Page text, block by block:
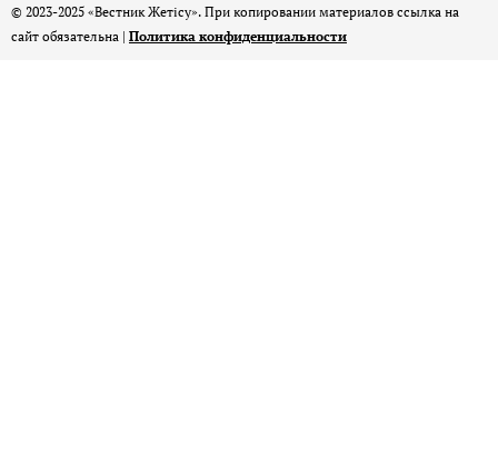
© 2023-2025 «Вестник Жетісу». При копировании материалов ссылка на
сайт обязательна | Политика конфиденциальности